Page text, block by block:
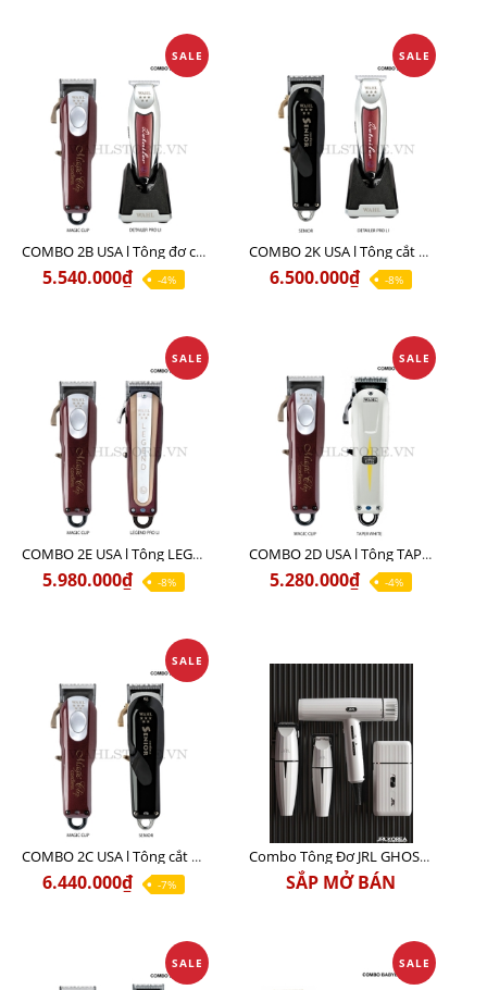
SALE
COMBO 2B USA l Tông đơ cắt Magic clip Red + Tông đơ viền Detailer Pro Li
5.540.000₫ -4%
SALE
COMBO 2K USA l Tông cắt SENIOR +Tông viền DETAILER PRO LI
6.500.000₫ -8%
SALE
COMBO 2E USA l Tông LEGEND PRO LI + Tông MAGIC CLIP
5.980.000₫ -8%
SALE
COMBO 2D USA l Tông TAPER WHITE + Tông MAGIC CLIP
5.280.000₫ -4%
SALE
COMBO 2C USA l Tông cắt Senior + Tông cắt Magic clip
6.440.000₫ -7%
Combo Tông Đơ JRL GHOST 3 Limited Edition Chính Hãng USA
SẮP MỞ BÁN
SALE SALE